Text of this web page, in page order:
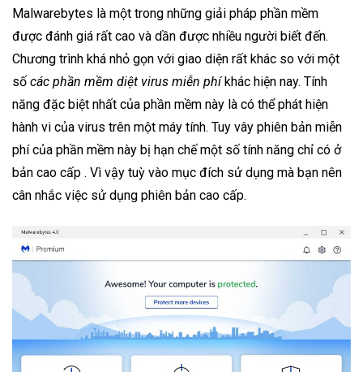
Malwarebytes là một trong những giải pháp phần mềm
được đánh giá rất cao và dần được nhiều người biết đến.
Chương trình khá nhỏ gọn với giao diện rất khác so với một
số các phần mềm diệt virus miễn phíkhác hiện nay. Tính
năng đặc biệt nhất của phần mềm này là có thể phát hiện
hành vi của virus trên một máy tính. Tuy vây phiên bản miễn
phí của phần mềm này bị hạn chế một số tính năng chỉ có ở
bản cao cấp . Vì vậy tuỳ vào mục đích sử dụng mà bạn nên
cân nhắc việc sử dụng phiên bản cao cấp.